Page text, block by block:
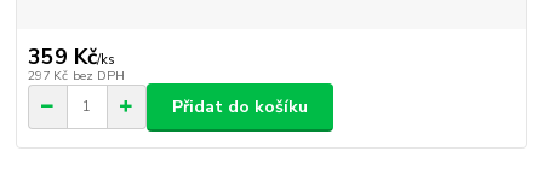
359 Kč/ks
297 Kč bez DPH
Přidat do košíku